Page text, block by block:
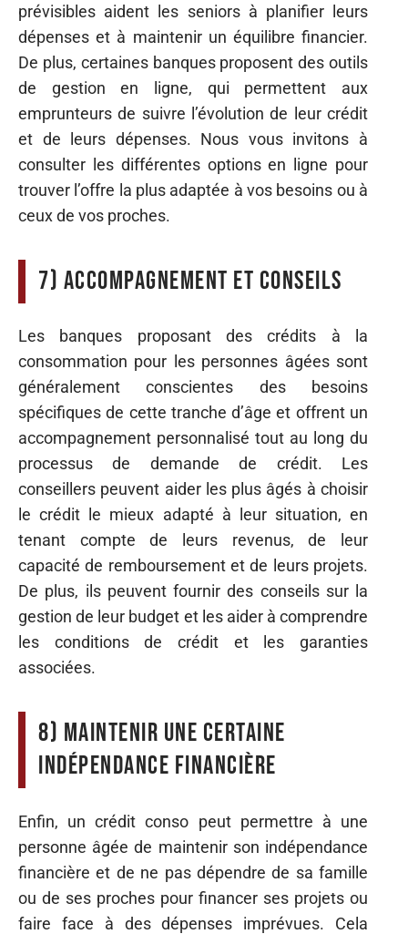
prévisibles aident les seniors à planifier leurs
dépenses et à maintenir un équilibre financier.
De plus, certaines banques proposent des outils
de gestion en ligne, qui permettent aux
emprunteurs de suivre l’évolution de leur crédit
et de leurs dépenses. Nous vous invitons à
consulter les différentes options en ligne pour
trouver l’offre la plus adaptée à vos besoins ou à
ceux de vos proches.
7) Accompagnement et conseils
Les banques proposant des crédits à la
consommation pour les personnes âgées sont
généralement conscientes des besoins
spécifiques de cette tranche d’âge et offrent un
accompagnement personnalisé tout au long du
processus de demande de crédit. Les
conseillers peuvent aider les plus âgés à choisir
le crédit le mieux adapté à leur situation, en
tenant compte de leurs revenus, de leur
capacité de remboursement et de leurs projets.
De plus, ils peuvent fournir des conseils sur la
gestion de leur budget et les aider à comprendre
les conditions de crédit et les garanties
associées.
8) Maintenir une certaine
indépendance financière
Enfin, un crédit conso peut permettre à une
personne âgée de maintenir son indépendance
financière et de ne pas dépendre de sa famille
ou de ses proches pour financer ses projets ou
faire face à des dépenses imprévues. Cela